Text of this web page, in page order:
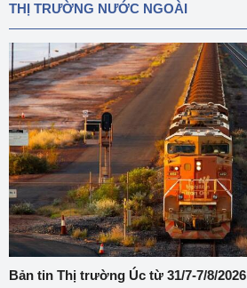
THỊ TRƯỜNG NƯỚC NGOÀI
Bản tin Thị trường Úc từ 31/7-7/8/2026